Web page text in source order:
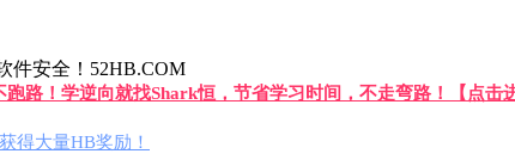
件安全！52HB.COM
路！学逆向就找Shark恒，节省学习时间，不走弯路！【点击
得大量HB奖励！